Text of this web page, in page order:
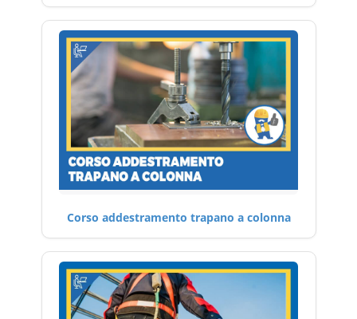
Corso addestramento trapano a colonna